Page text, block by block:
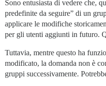
Sono entusiasta di vedere che,
predefinite da seguire” di un
applicare le modifiche
per gli utenti aggiunti in futuro.
Tuttavia, mentre questo ha
modificato, la domanda non è
gruppi successivamente.